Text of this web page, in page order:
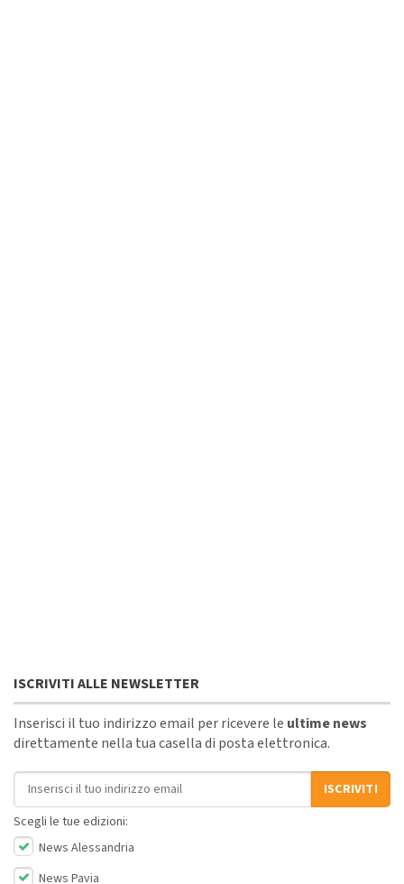
ISCRIVITI ALLE NEWSLETTER
Inserisci il tuo indirizzo email per ricevere le ultime news
direttamente nella tua casella di posta elettronica.
Indirizzo email
ISCRIVITI
Scegli le tue edizioni:
News Alessandria
News Pavia